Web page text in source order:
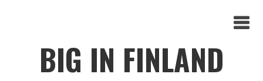
BIG IN FINLAND